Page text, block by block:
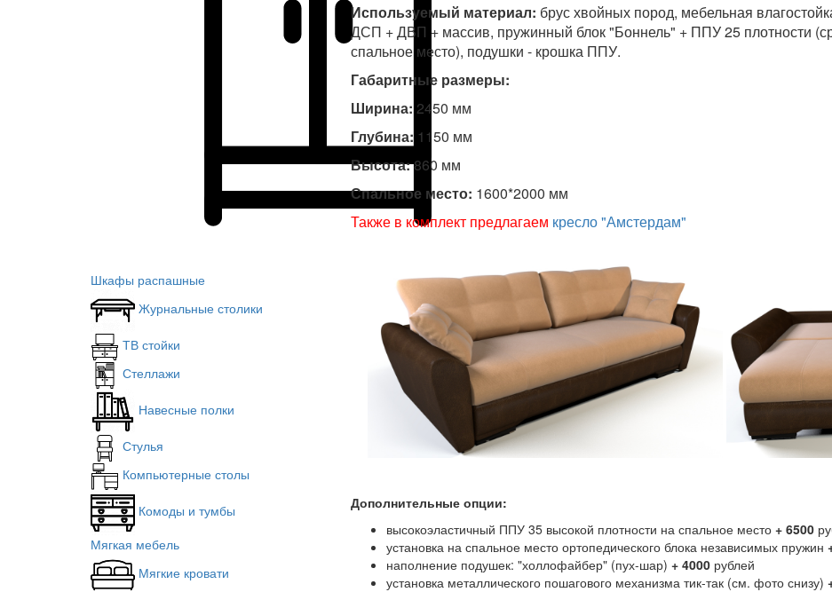
Шкафы распашные
Журнальные столики
ТВ стойки
Стеллажи
Навесные полки
Стулья
Компьютерные столы
Комоды и тумбы
Мягкая мебель
Мягкие кровати
Используемый материал: брус хвойных пород, мебельная
ДСП + ДВП + массив, пружинный блок "Боннель" + ППУ 25 плотности
спальное место), подушки - крошка ППУ.
Габаритные размеры:
Ширина: 2450 мм
Глубина: 1150 мм
Высота:860 мм
Спальное место: 1600*2000 мм
Также в комплект предлагаем кресло "Амстердам"
Дополнительные опции:
высокоэластичный ППУ 35 высокой плотности на спальное место + 6500
установка на спальное место ортопедического блока независимых пружин
наполнение подушек: "холлофайбер" (пух-шар) + 4000рублей
установка металлического пошагового механизма тик-так (см. фото снизу)